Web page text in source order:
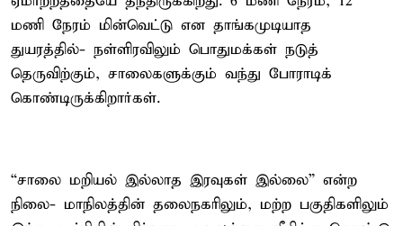
மணி நேரம் மின்வெட்டு என தாங்கமுடியாத
துயரத்தில்- நள்ளிரவிலும் பொதுமக்கள் நடுத்
தெருவிற்கும், சாலைகளுக்கும் வந்து போராடிக்
கொண்டிருக்கிறார்கள்.
“சாலை மறியல் இல்லாத இரவுகள் இல்லை” என்ற
நிலை- மாநிலத்தின் தலைநகரிலும், மற்ற பகுதிகளிலும்